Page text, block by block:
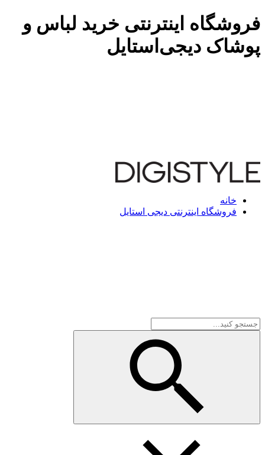
فروشگاه اینترنتی خرید لباس و
پوشاک دیجی‌استایل
خانه
فروشگاه اینترنتی دیجی استایل